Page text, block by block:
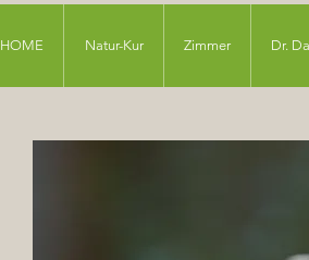
HOME Natur-Kur Zimmer Dr.